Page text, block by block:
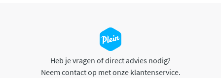
Heb je vragen of direct advies nodig?
Neem contact op met onze klantenservice.